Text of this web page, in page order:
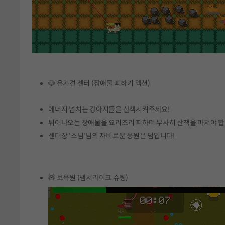
🐶 유기견 센터 (장애물 피하기 액션)
에너지 넘치는 강아지들을 산책시켜주세요!
튀어나오는 장애물을 요리조리 피하며 무사히 산책을 마쳐야
센터장 '스님'님의 자비로운 응원은 덤입니다!
🧸 보육원 (뱀서라이크 슈팅)